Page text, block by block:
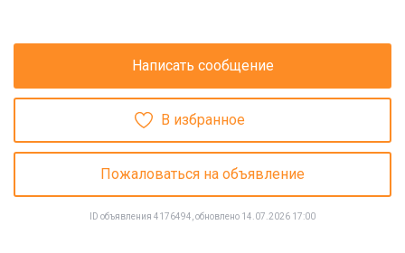
Написать сообщение
В избранное
Пожаловаться на объявление
ID объявления 4176494, обновлено 14.07.2026 17:00